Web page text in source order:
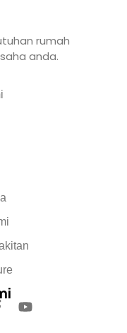
rumah
anda.